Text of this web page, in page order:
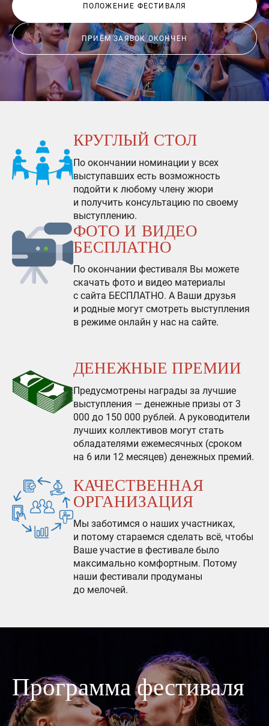
ПОЛОЖЕНИЕ ФЕСТИВАЛЯ
ПРИЁМ ЗАЯВОК ОКОНЧЕН
КРУГЛЫЙ СТОЛ
По окончании номинации у всех
выступавших есть возможность
подойти к любому члену жюри
и получить консультацию по своему
выступлению.
ФОТО И ВИДЕО
БЕСПЛАТНО
По окончании фестиваля Вы можете
скачать фото и видео материалы
с сайта БЕСПЛАТНО. А Ваши друзья
и родные могут смотреть выступления
в режиме онлайн у нас на сайте.
ДЕНЕЖНЫЕ ПРЕМИИ
Предусмотрены награды за лучшие
выступления — денежные призы от 3
000 до 150 000 рублей. А руководители
лучших коллективов могут стать
обладателями ежемесячных (сроком
на 6 или 12 месяцев) денежных премий.
КАЧЕСТВЕННАЯ
ОРГАНИЗАЦИЯ
Мы заботимся о наших участниках,
и потому стараемся сделать всё, чтобы
Ваше участие в фестивале было
максимально комфортным. Потому
наши фестивали продуманы
до мелочей.
Программа фестиваля